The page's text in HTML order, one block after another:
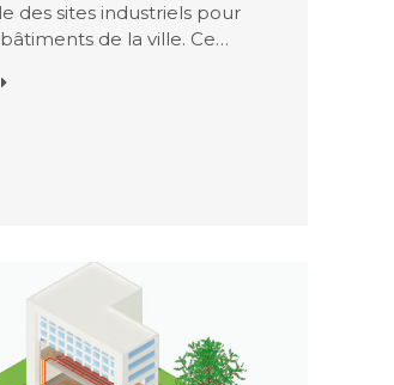
des sites industriels pour
de la ville. Ce…